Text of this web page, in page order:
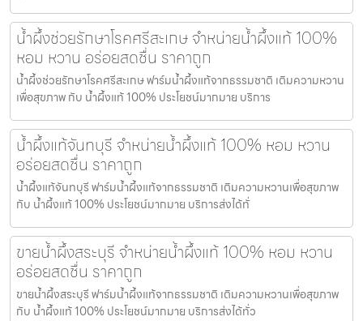
น้ำผึ้งช่วยรักษาโรคศรีสะเกษ จำหน่ายน้ำผึ้งแท้ 100%
หอม หวาน อร่อยสดชื่น ราคาถูก
น้ำผึ้งช่วยรักษาโรคศรีสะเกษ ฟาร์มน้ำผึ้งแท้จากธรรมชาติ เติมความหวาน
เพื่อสุขภาพ กับ น้ำผึ้งแท้ 100% ประโยชน์มากมาย บริการ
น้ำผึ้งแท้จันทบุรี จำหน่ายน้ำผึ้งแท้ 100% หอม หวาน
อร่อยสดชื่น ราคาถูก
น้ำผึ้งแท้จันทบุรี ฟาร์มน้ำผึ้งแท้จากธรรมชาติ เติมความหวานเพื่อสุขภาพ
กับ น้ำผึ้งแท้ 100% ประโยชน์มากมาย บริการส่งได้ทั่
ขายน้ำผึ้งสระบุรี จำหน่ายน้ำผึ้งแท้ 100% หอม หวาน
อร่อยสดชื่น ราคาถูก
ขายน้ำผึ้งสระบุรี ฟาร์มน้ำผึ้งแท้จากธรรมชาติ เติมความหวานเพื่อสุขภาพ
กับ น้ำผึ้งแท้ 100% ประโยชน์มากมาย บริการส่งได้ทั่ว